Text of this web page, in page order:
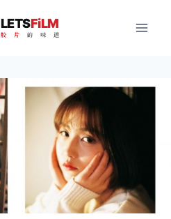
LETSFiLM
胶 片 的 味 道